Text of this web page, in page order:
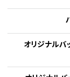
オリジナルバ